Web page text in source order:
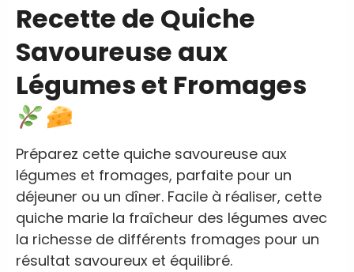
Recette de Quiche
Savoureuse aux
Légumes et Fromages
Préparez cette quiche savoureuse aux
légumes et fromages, parfaite pour un
déjeuner ou un dîner. Facile à réaliser, cette
quiche marie la fraîcheur des légumes avec
la richesse de différents fromages pour un
résultat savoureux et équilibré.